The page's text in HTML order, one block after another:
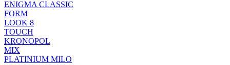
ENIGMA CLASSIC
FORM
LOOK 8
TOUCH
KRONOPOL
MIX
PLATINIUM MILO